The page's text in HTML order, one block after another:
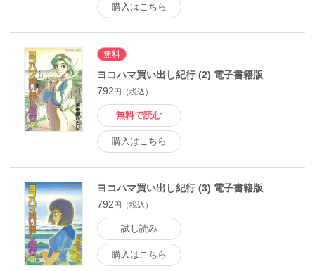
購入はこちら
無料
ヨコハマ買い出し紀行 (2) 電子書籍版
792円（税込）
無料で読む
購入はこちら
ヨコハマ買い出し紀行 (3) 電子書籍版
792円（税込）
試し読み
購入はこちら